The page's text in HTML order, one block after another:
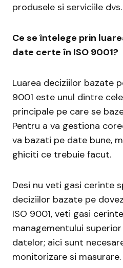
produsele si serviciile dvs.
Ce se întelege prin
date certe în ISO 9001?
Luarea deciziilor bazate
9001 este unul dintre
principale pe care se
Pentru a va gestiona
va bazati pe date bune,
ghiciti ce trebuie facut.
Desi nu veti gasi cerinte
deciziilor bazate pe
ISO 9001, veti gasi
managementului
datelor; aici sunt
monitorizare si masurare.